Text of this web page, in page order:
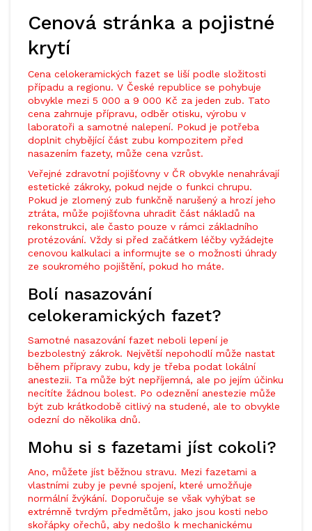
Cenová stránka a pojistné
krytí
Cena celokeramických fazet se liší podle složitosti
případu a regionu. V České republice se pohybuje
obvykle mezi 5 000 a 9 000 Kč za jeden zub. Tato
cena zahrnuje přípravu, odběr otisku, výrobu v
laboratoři a samotné nalepení. Pokud je potřeba
doplnit chybějící část zubu kompozitem před
nasazením fazety, může cena vzrůst.
Veřejné zdravotní pojišťovny v ČR obvykle nenahrávají
estetické zákroky, pokud nejde o funkci chrupu.
Pokud je zlomený zub funkčně narušený a hrozí jeho
ztráta, může pojišťovna uhradit část nákladů na
rekonstrukci, ale často pouze v rámci základního
protézování. Vždy si před začátkem léčby vyžádejte
cenovou kalkulaci a informujte se o možnosti úhrady
ze soukromého pojištění, pokud ho máte.
Bolí nasazování
celokeramických fazet?
Samotné nasazování fazet neboli lepení je
bezbolestný zákrok. Největší nepohodlí může nastat
během přípravy zubu, kdy je třeba podat lokální
anestezii. Ta může být nepříjemná, ale po jejím účinku
necítíte žádnou bolest. Po odeznění anestezie může
být zub krátkodobě citlivý na studené, ale to obvykle
odezní do několika dnů.
Mohu si s fazetami jíst cokoli?
Ano, můžete jíst běžnou stravu. Mezi fazetami a
vlastními zuby je pevné spojení, které umožňuje
normální žvýkání. Doporučuje se však vyhýbat se
extrémně tvrdým předmětům, jako jsou kosti nebo
skořápky ořechů, aby nedošlo k mechanickému